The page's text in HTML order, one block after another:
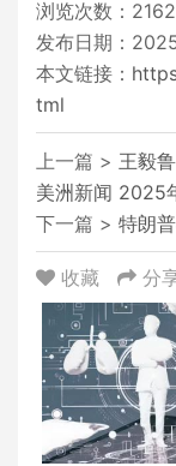
浏览次数： 2162
发布日期：
本文链接：
tml
上一篇 > 王毅
美洲新闻 2025
下一篇 > 特朗
收藏 分